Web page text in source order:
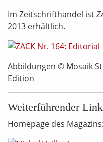
Im Zeitschrifthandel ist
2013 erhältlich.
Abbildungen © Mosaik
Edition
Weiterführender
Homepage des Magazins: